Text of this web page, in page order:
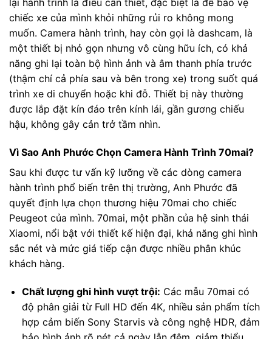
lại hành trình là điều cần thiết, đặc biệt là để bảo vệ
chiếc xe của mình khỏi những rủi ro không mong
muốn. Camera hành trình, hay còn gọi là dashcam, là
một thiết bị nhỏ gọn nhưng vô cùng hữu ích, có khả
năng ghi lại toàn bộ hình ảnh và âm thanh phía trước
(thậm chí cả phía sau và bên trong xe) trong suốt quá
trình xe di chuyển hoặc khi đỗ. Thiết bị này thường
được lắp đặt kín đáo trên kính lái, gần gương chiếu
hậu, không gây cản trở tầm nhìn.
Vì Sao Anh Phước Chọn Camera Hành Trình 70mai?
Sau khi được tư vấn kỹ lưỡng về các dòng camera
hành trình phổ biến trên thị trường, Anh Phước đã
quyết định lựa chọn thương hiệu 70mai cho chiếc
Peugeot của mình. 70mai, một phần của hệ sinh thái
Xiaomi, nổi bật với thiết kế hiện đại, khả năng ghi hình
sắc nét và mức giá tiếp cận được nhiều phân khúc
khách hàng.
Chất lượng ghi hình vượt trội: Các mẫu 70mai có
độ phân giải từ Full HD đến 4K, nhiều sản phẩm tích
hợp cảm biến Sony Starvis và công nghệ HDR, đảm